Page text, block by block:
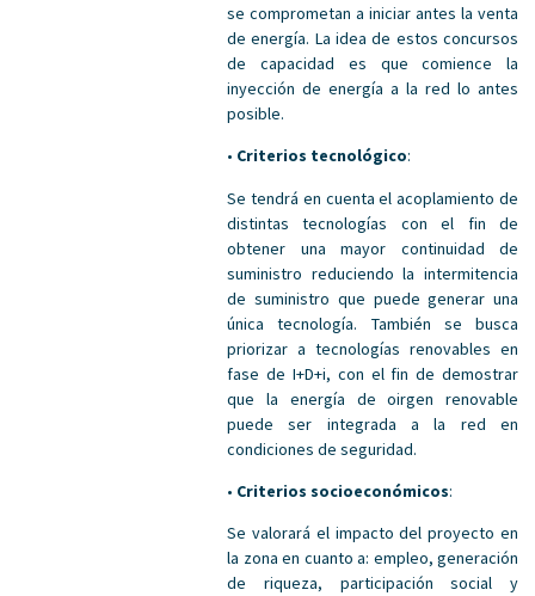
se comprometan a iniciar antes la venta
de energía. La idea de estos concursos
de capacidad es que comience la
inyección de energía a la red lo antes
posible.
• Criterios tecnológico:
Se tendrá en cuenta el acoplamiento de
distintas tecnologías con el fin de
obtener una mayor continuidad de
suministro reduciendo la intermitencia
de suministro que puede generar una
única tecnología. También se busca
priorizar a tecnologías renovables en
fase de I+D+i, con el fin de demostrar
que la energía de oirgen renovable
puede ser integrada a la red en
condiciones de seguridad.
• Criterios socioeconómicos:
Se valorará el impacto del proyecto en
la zona en cuanto a: empleo, generación
de riqueza, participación social y